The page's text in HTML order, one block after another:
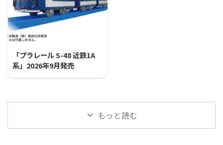
「プラレール S-48 近鉄1A
系」2026年9月発売
もっと読む